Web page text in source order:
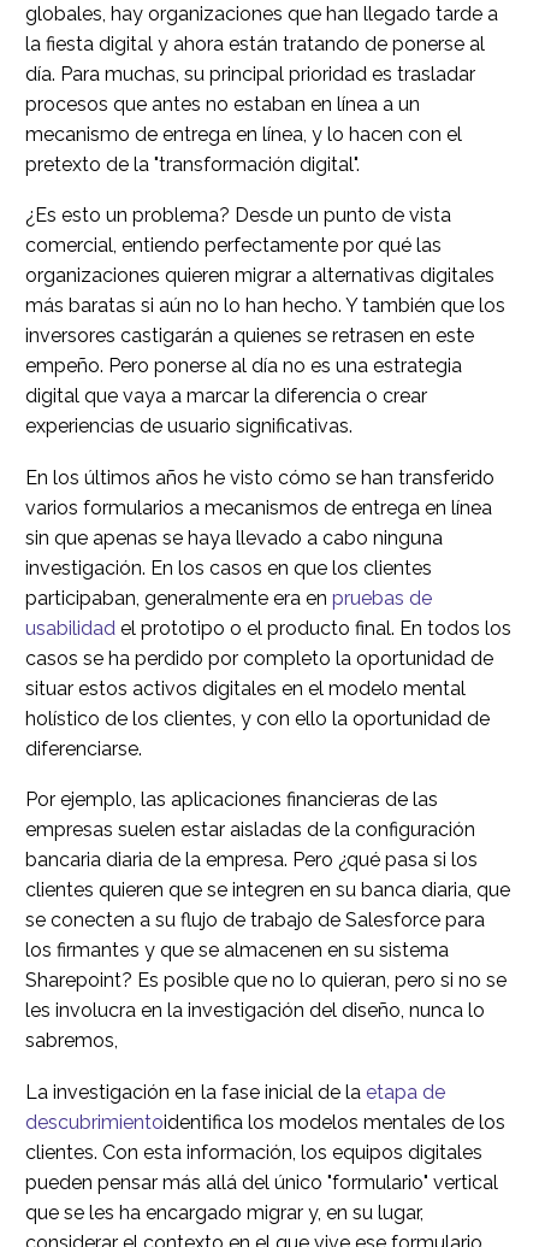
globales, hay organizaciones que han llegado tarde a
la fiesta digital y ahora están tratando de ponerse al
día. Para muchas, su principal prioridad es trasladar
procesos que antes no estaban en línea a un
mecanismo de entrega en línea, y lo hacen con el
pretexto de la "transformación digital".
¿Es esto un problema? Desde un punto de vista
comercial, entiendo perfectamente por qué las
organizaciones quieren migrar a alternativas digitales
más baratas si aún no lo han hecho. Y también que los
inversores castigarán a quienes se retrasen en este
empeño. Pero ponerse al día no es una estrategia
digital que vaya a marcar la diferencia o crear
experiencias de usuario significativas.
En los últimos años he visto cómo se han transferido
varios formularios a mecanismos de entrega en línea
sin que apenas se haya llevado a cabo ninguna
investigación. En los casos en que los clientes
participaban, generalmente era en pruebas de
usabilidad el prototipo o el producto final. En todos los
casos se ha perdido por completo la oportunidad de
situar estos activos digitales en el modelo mental
holístico de los clientes, y con ello la oportunidad de
diferenciarse.
Por ejemplo, las aplicaciones financieras de las
empresas suelen estar aisladas de la configuración
bancaria diaria de la empresa. Pero ¿qué pasa si los
clientes quieren que se integren en su banca diaria, que
se conecten a su flujo de trabajo de Salesforce para
los firmantes y que se almacenen en su sistema
Sharepoint? Es posible que no lo quieran, pero si no se
les involucra en la investigación del diseño, nunca lo
sabremos,
La investigación en la fase inicial de la etapa de
descubrimientoidentifica los modelos mentales de los
clientes. Con esta información, los equipos digitales
pueden pensar más allá del único "formulario" vertical
que se les ha encargado migrar y, en su lugar,